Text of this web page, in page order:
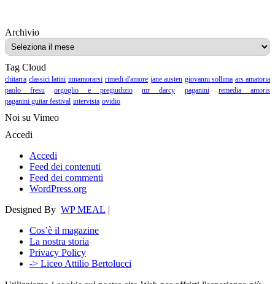
ArchivioArchivio
Tag Cloud
chitarra classici latini innamorarsi rimedi d'amore jane austen giovanni sollima ars amatoria
paolo fresu
orgoglio e pregiudizio mr darcy paganini
remedia amoris
paganini guitar festival intervista ovidio
Noi su Vimeo
Accedi
Accedi
Feed dei contenuti
Feed dei commenti
WordPress.org
Designed By WP MEAL |
Cos’è il magazine
La nostra storia
Privacy Policy
-> Liceo Attilio Bertolucci